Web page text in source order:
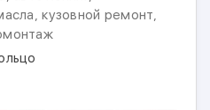
кузовной ремонт,